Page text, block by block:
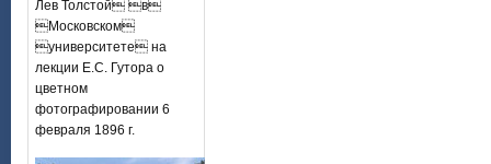
Лев Толстой в
Московском
университете на
лекции Е.С. Гутора о
цветном
фотографировании 6
февраля 1896 г.